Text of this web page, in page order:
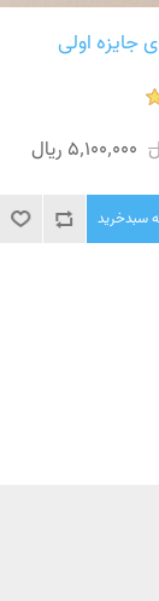
جایزه اولی
5٬100٬000 ریال
سبدخرید